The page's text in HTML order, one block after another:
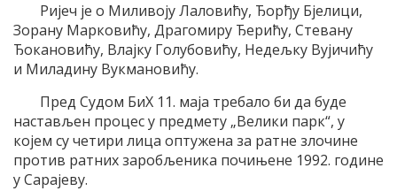
Ријеч је о Миливоју Лаловићу, Ђорђу Бјелици,
Зорану Марковићу, Драгомиру Ђерићу, Стевану
Ђокановићу, Влајку Голубовићу, Недељку Вујичићу
и Миладину Вукмановићу.
Пред Судом БиХ 11. маја требало би да буде
настављен процес у предмету „Велики парк“, у
којем су четири лица оптужена за ратне злочине
против ратних заробљеника почињене 1992. године
у Сарајеву.